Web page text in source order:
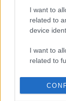
I want to
related to
device
I want to
related to
I want to
Estos
Estos
Posibles
llegar al partido
En caso de no